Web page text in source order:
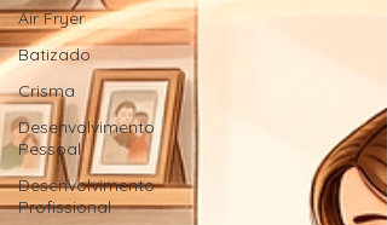
Air Fryer
Batizado
Crisma
Desenvolvimento
Pessoal
Desenvolvimento
Profissional